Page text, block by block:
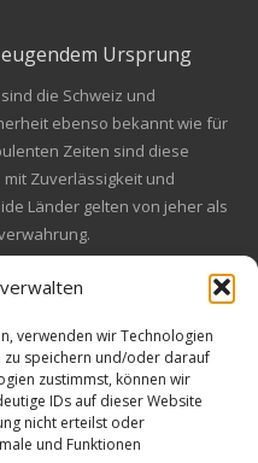
verwenden wir Technologien
speichern und/oder darauf
zustimmst, können wir
IDs auf dieser Website
nicht erteilst oder
und Funktionen
Ursprung
die Schweiz und
ebenso bekannt wie für
Zeiten sind diese
Zuverlässigkeit und
Länder gelten von jeher als
origin
and Liechtenstein are
for their economic stability.
stability along with reliability
ever. Both countries are
und Erfahrungen zu
EM Global Service AG